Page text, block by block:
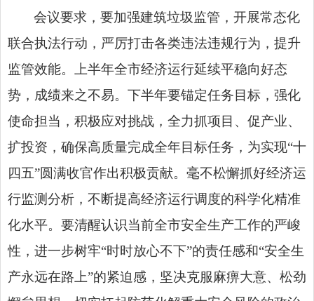
会议要求，要加强建筑垃圾监管，开展常态化
联合执法行动，严厉打击各类违法违规行为，提升
监管效能。上半年全市经济运行延续平稳向好态
势，成绩来之不易。下半年要锚定任务目标，强化
使命担当，积极应对挑战，全力抓项目、促产业、
扩投资，确保高质量完成全年目标任务，为实现“十
四五”圆满收官作出积极贡献。毫不松懈抓好经济运
行监测分析，不断提高经济运行调度的科学化精准
化水平。要清醒认识当前全市安全生产工作的严峻
性，进一步树牢“时时放心不下”的责任感和“安全生
产永远在路上”的紧迫感，坚决克服麻痹大意、松劲